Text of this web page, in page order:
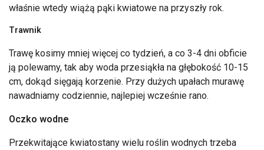
właśnie wtedy wiążą pąki kwiatowe na przyszły rok.
Trawnik
Trawę kosimy mniej więcej co tydzień, a co 3-4 dni obficie
ją polewamy, tak aby woda przesiąkła na głębokość 10-15
cm, dokąd sięgają korzenie. Przy dużych upałach murawę
nawadniamy codziennie, najlepiej wcześnie rano.
Oczko wodne
Przekwitające kwiatostany wielu roślin wodnych trzeba